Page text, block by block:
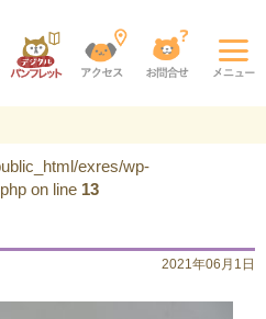
exres/wp-
on line 13
2021年06月1日